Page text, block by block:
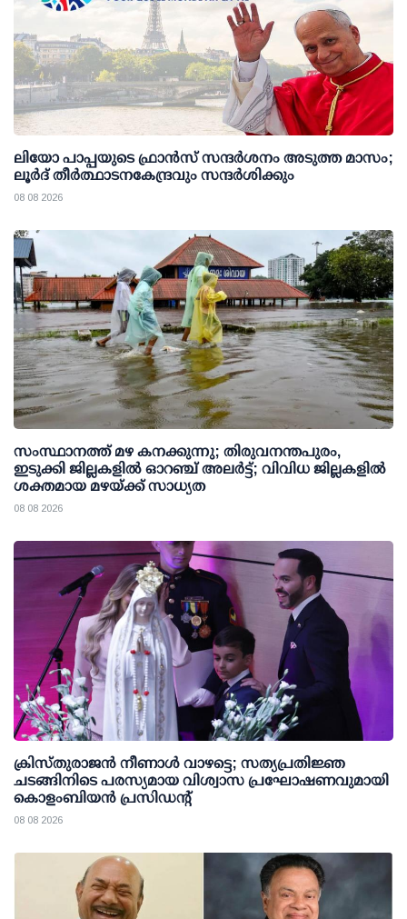
ലിയോ പാപ്പയുടെ ഫ്രാൻസ് സന്ദർശനം അടുത്ത മാസം;
ലൂർദ് തീർത്ഥാടനകേന്ദ്രവും സന്ദർശിക്കും
08 08 2026
സംസ്ഥാനത്ത് മഴ കനക്കുന്നു; തിരുവനന്തപുരം,
ഇടുക്കി ജില്ലകളിൽ ഓറഞ്ച് അലർട്ട്; വിവിധ ജില്ലകളിൽ
ശക്തമായ മഴയ്ക്ക് സാധ്യത
08 08 2026
ക്രിസ്തുരാജൻ നീണാൾ വാഴട്ടെ; സത്യപ്രതിജ്ഞ
ചടങ്ങിനിടെ പരസ്യമായ വിശ്വാസ പ്രഘോഷണവുമായി
കൊളംബിയൻ പ്രസിഡന്റ്
08 08 2026